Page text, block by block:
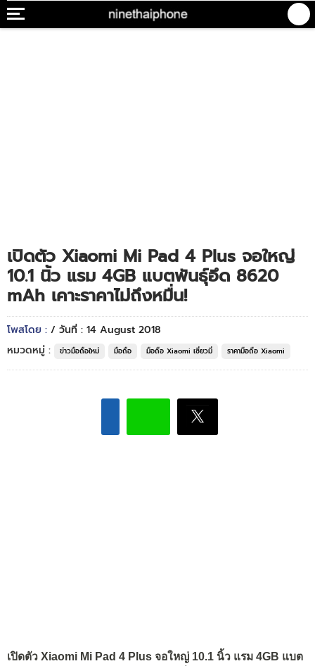
เปิดตัว Xiaomi Mi Pad 4 Plus จอใหญ่
10.1 นิ้ว แรม 4GB แบตพันธุ์อึด 8620
mAh เคาะราคาไม่ถึงหมื่น!
โพสโดย : / วันที่ : 14 August 2018
หมวดหมู่ :
ข่าวมือถือใหม่ มือถือ มือถือ Xiaomi เซี่ยวมี่ ราคามือถือ Xiaomi
เปิดตัว Xiaomi Mi Pad 4 Plus จอใหญ่ 10.1 นิ้ว แรม 4GB แบต